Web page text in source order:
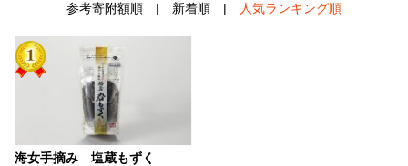
参考寄附額順| 新着順| 人気ランキング順
海女手摘み 塩蔵もずく